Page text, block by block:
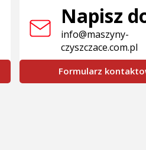
Napisz
info@maszyny-
czyszczace.com.pl
Formularz